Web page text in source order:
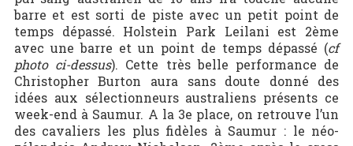
barre et est sorti de piste avec un petit point de
temps dépassé. Holstein Park Leilani est 2ème
avec une barre et un point de temps dépassé (cf
photo ci-dessus). Cette très belle performance de
Christopher Burton aura sans doute donné des
idées aux sélectionneurs australiens présents ce
week-end à Saumur. A la 3e place, on retrouve l’un
des cavaliers les plus fidèles à Saumur : le néo-